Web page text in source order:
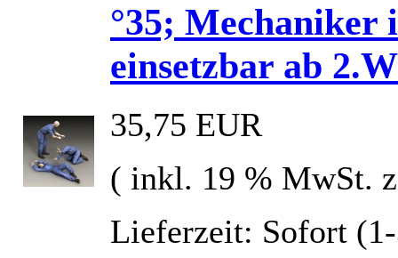
°35;
einsetzbar ab
35,75 EUR
( inkl. 19 % MwSt.
Lieferzeit: Sofort